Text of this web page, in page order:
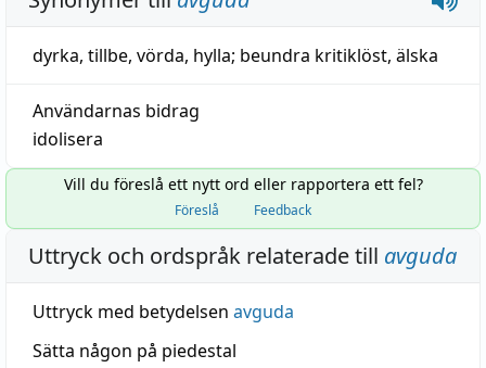
dyrka, tillbe, vörda, hylla; beundra kritiklöst, älska
Användarnas bidrag
idolisera
Vill du föreslå ett nytt ord eller rapportera ett fel?
Föreslå Feedback
Uttryck och ordspråk relaterade till avguda
Uttryck med betydelsen avguda
Sätta någon på piedestal